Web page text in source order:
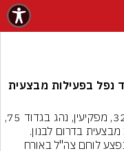
נפל בפעילות מבצעית